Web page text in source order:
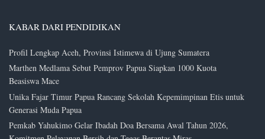
KABAR DARI PENDIDIKAN
Profil Lengkap Aceh, Provinsi Istimewa di Ujung Sumatera
Marthen Medlama Sebut Pemprov Papua Siapkan 1000 Kuota
Beasiswa Mace
Unika Fajar Timur Papua Rancang Sekolah Kepemimpinan Etis untuk
Generasi Muda Papua
Pemkab Yahukimo Gelar Ibadah Doa Bersama Awal Tahun 2026,